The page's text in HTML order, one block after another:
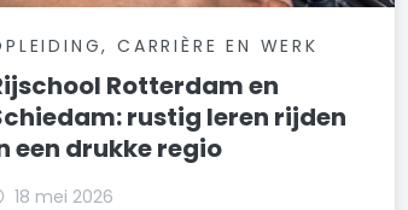
CARRIÈRE EN WERK
Rotterdam en
rustig leren rijden
een drukke regio
18 mei 2026